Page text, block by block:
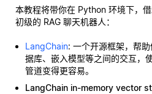
本教程将带你在 Python 环境下，
初级的 RAG 聊天机器人：
LangChain: 一个开源框架，帮
据库、嵌入模型等之间的交互，
管道变得更容易。
LangChain in-memory vector